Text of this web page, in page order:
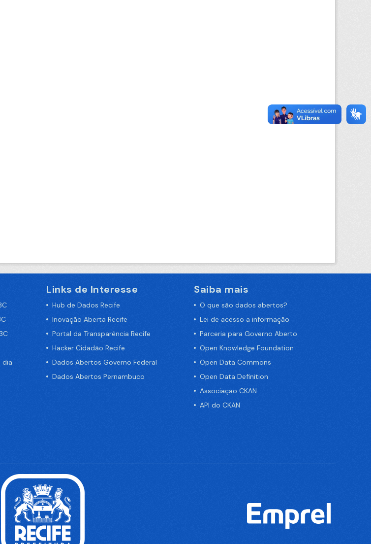
dia
Links de Interesse
Hub de Dados Recife
Inovação Aberta Recife
Portal da Transparência Recife
Hacker Cidadão Recife
Dados Abertos Governo Federal
Dados Abertos Pernambuco
Saiba mais
O que são dados abertos?
Lei de acesso a informação
Parceria para Governo Aberto
Open Knowledge Foundation
Open Data Commons
Open Data Definition
Associação CKAN
API do CKAN